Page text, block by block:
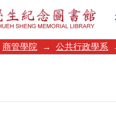
商管學院 → 公共行政學系